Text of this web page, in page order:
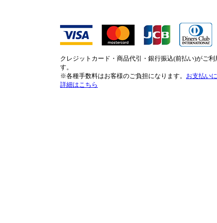
クレジットカード・商品代引・銀行振込(前払い)がご利
す。
※各種手数料はお客様のご負担になります。 お支払い
詳細はこちら